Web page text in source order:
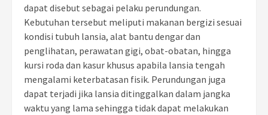
dapat disebut sebagai pelaku perundungan.
Kebutuhan tersebut meliputi makanan bergizi sesuai
kondisi tubuh lansia, alat bantu dengar dan
penglihatan, perawatan gigi, obat-obatan, hingga
kursi roda dan kasur khusus apabila lansia tengah
mengalami keterbatasan fisik. Perundungan juga
dapat terjadi jika lansia ditinggalkan dalam jangka
waktu yang lama sehingga tidak dapat melakukan